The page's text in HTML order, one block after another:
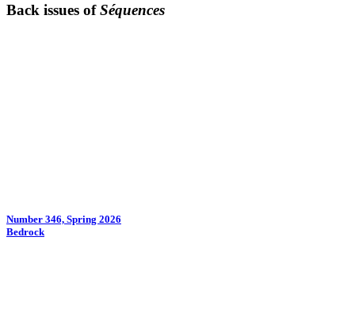
Back issues ofSéquences
Number 346, Spring 2026
Bedrock